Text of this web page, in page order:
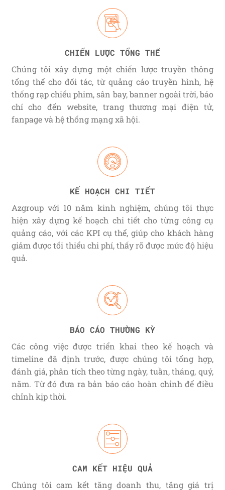
CHIẾN LƯỢC TỔNG THỂ
Chúng tôi xây dựng một chiến lược truyền thông
tổng thể cho đối tác, từ quảng cáo truyền hình, hệ
thống rạp chiếu phim, sân bay, banner ngoài trời, báo
chí cho đến website, trang thương mại điện tử,
fanpage và hệ thống mạng xã hội.
KẾ HOẠCH CHI TIẾT
Azgroup với 10 năm kinh nghiệm, chúng tôi thực
hiện xây dựng kế hoạch chi tiết cho từng công cụ
quảng cáo, với các KPI cụ thể, giúp cho khách hàng
giảm được tối thiểu chi phí, thấy rõ được mức độ hiệu
quả.
BÁO CÁO THƯỜNG KỲ
Các công việc được triển khai theo kế hoạch và
timeline đã định trước, được chúng tôi tổng hợp,
đánh giá, phân tích theo từng ngày, tuần, tháng, quý,
năm. Từ đó đưa ra bản báo cáo hoàn chỉnh để điều
chỉnh kịp thời.
CAM KẾT HIỆU QUẢ
Chúng tôi cam kết tăng doanh thu, tăng giá trị